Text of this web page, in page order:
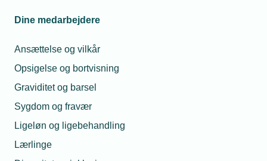
Dine medarbejdere
Ansættelse og vilkår
Opsigelse og bortvisning
Graviditet og barsel
Sygdom og fravær
Ligeløn og ligebehandling
Lærlinge
KvinTEQ bestyrelse
Der er 7 Medlemmer
Formand